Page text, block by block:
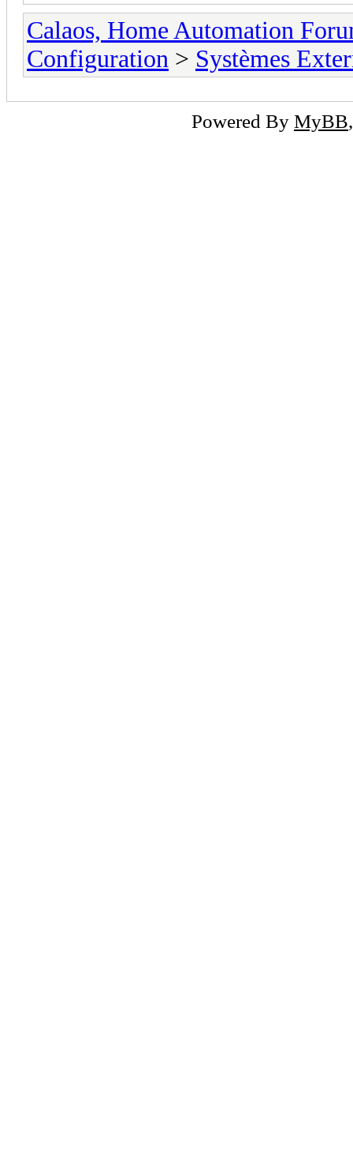
Calaos, Home Automation
Configuration > Systèmes
Powered By MyBB